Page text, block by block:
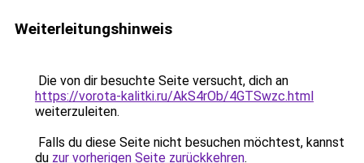
Weiterleitungshinweis
Die von dir besuchte Seite versucht, dich an
https://vorota-kalitki.ru/AkS4rOb/4GTSwzc.html
weiterzuleiten.
Falls du diese Seite nicht besuchen möchtest, kannst
du zur vorherigen Seite zurückkehren.